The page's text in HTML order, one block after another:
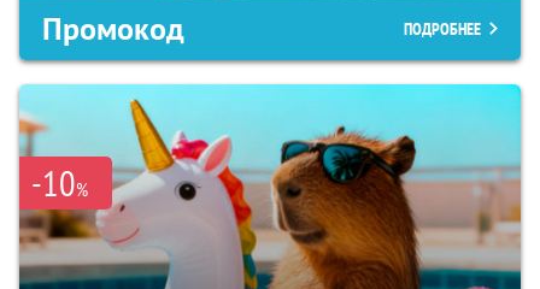
Промокод ПОДРОБНЕЕ
-10%